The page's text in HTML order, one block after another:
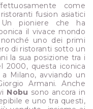
come
fusion asiatici
pioniere che ha
il vivace mondo
uno dei primi
di ristoranti sotto un
la sua posizione tra i
2000, questa iconica
Milano, avviando un
Armani. Anche
Nobu sono ancora in
e uno tra questi,